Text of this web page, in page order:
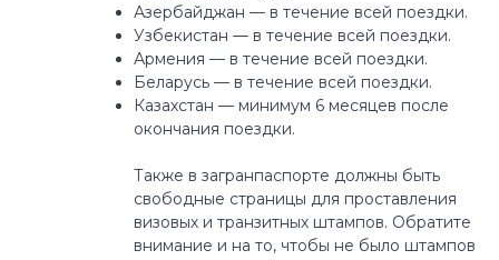
Азербайджан — в течение всей поездки.⁣⁣
Узбекистан — в течение всей поездки.⁣⁣
Армения — в течение всей поездки.
Беларусь — в течение всей поездки.⁣⁣
Казахстан — минимум 6 месяцев после
окончания поездки.⁣⁣⠀⠀
Также в загранпаспорте должны быть
свободные страницы для проставления
визовых и транзитных штампов. Обратите
внимание и на то, чтобы не было штампов